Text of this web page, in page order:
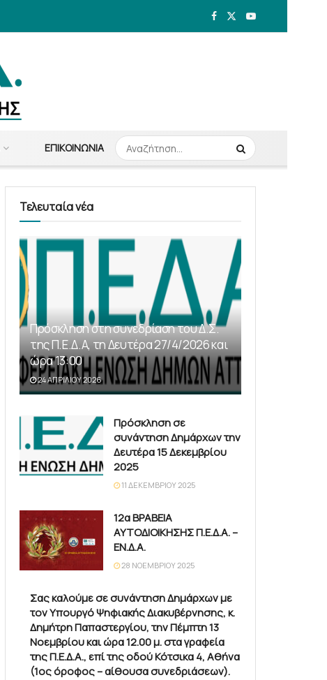
ΕΠΙΚΟΙΝΩΝΊΑ
Τελευταία νέα
Πρόσκληση στη συνεδρίαση του Δ.Σ.
της Π.Ε.Δ.Α, τη Δευτέρα 27/4/2026 και
ώρα 13:00
24 ΑΠΡΙΛΊΟΥ 2026
Πρόσκληση σε
συνάντηση Δημάρχων την
Δευτέρα 15 Δεκεμβρίου
2025
11 ΔΕΚΕΜΒΡΊΟΥ 2025
12α ΒΡΑΒΕΙΑ
ΑΥΤΟΔΙΟΙΚΗΣΗΣ Π.Ε.Δ.Α. –
ΕΝ.Δ.Α.
28 ΝΟΕΜΒΡΊΟΥ 2025
Σας καλούμε σε συνάντηση Δημάρχων με
τον Υπουργό Ψηφιακής Διακυβέρνησης, κ.
Δημήτρη Παπαστεργίου, την Πέμπτη 13
Νοεμβρίου και ώρα 12.00 μ. στα γραφεία
της Π.Ε.Δ.Α., επί της οδού Κότσικα 4, Αθήνα
(1ος όροφος – αίθουσα συνεδριάσεων).